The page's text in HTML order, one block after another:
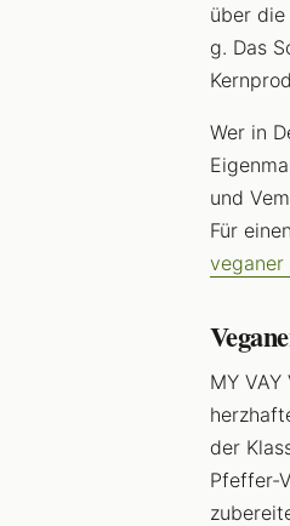
über
g. Das
Wer in
und
Für
MY
der
Pfeffer-